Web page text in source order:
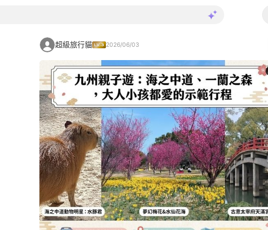
超級旅行貓 2026/06/03